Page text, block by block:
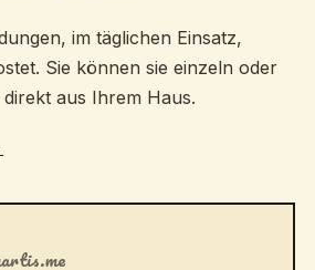
im täglichen Einsatz,
Sie können sie einzeln oder
aus Ihrem Haus.